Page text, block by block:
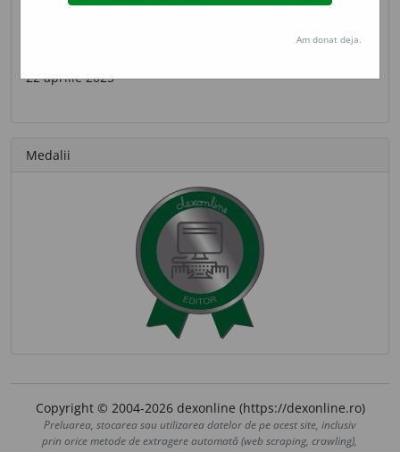
22 aprilie 2025
Medalii
Copyright © 2004-2026 dexonline (https://dexonline.ro)
Preluarea, stocarea sau utilizarea datelor de pe acest site, inclusiv
prin orice metode de extragere automată (web scraping, crawling),
Am donat deja.